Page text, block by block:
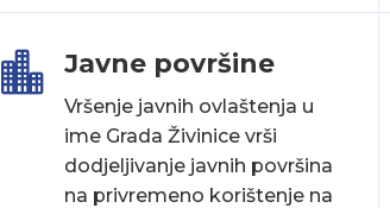
 Javne površine
Vršenje javnih ovlaštenja u
ime Grada Živinice vrši
dodjeljivanje javnih površina
na privremeno korištenje na